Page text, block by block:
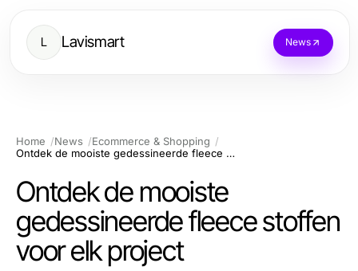
L Lavismart News
Home News
Ecommerce & Shopping
Ontdek de mooiste gedessineerde fleece stoffen voor elk project
Ontdek de mooiste
gedessineerde fleece stoffen
voor elk project